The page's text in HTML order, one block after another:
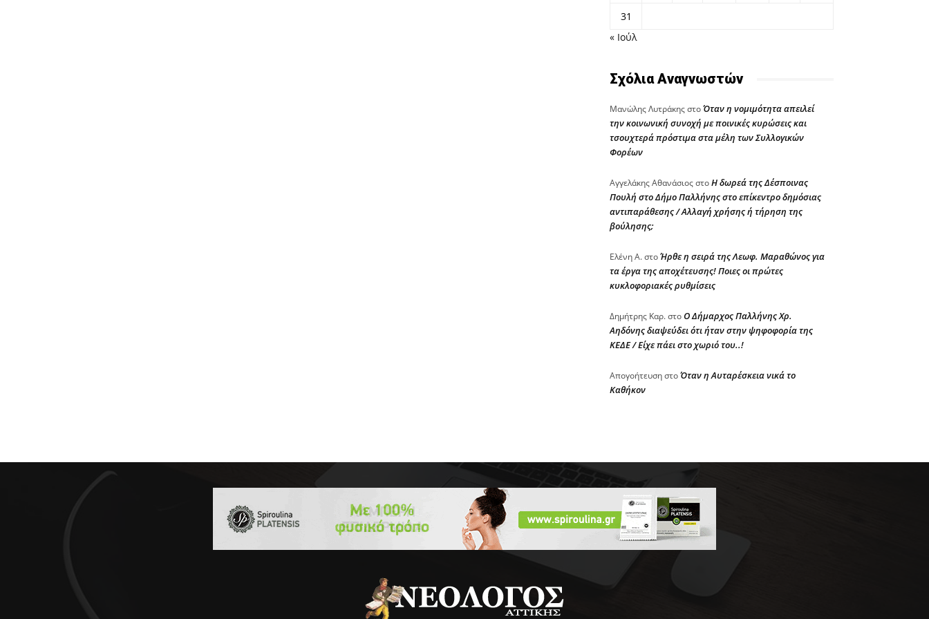
31
« Ιούλ
Σχόλια Αναγνωστών
Μανώλης ΛυτράκηςστοΌταν η νομιμότητα απειλεί
την κοινωνική συνοχή με ποινικές κυρώσεις και
τσουχτερά πρόστιμα στα μέλη των Συλλογικών
Φορέων
Αγγελάκης ΑθανάσιοςστοΗ δωρεά της Δέσποινας
Πουλή στο Δήμο Παλλήνης στο επίκεντρο δημόσιας
αντιπαράθεσης / Αλλαγή χρήσης ή τήρηση της
βούλησης;
Ελένη Α.στοΉρθε η σειρά της Λεωφ. Μαραθώνος για
τα έργα της αποχέτευσης! Ποιες οι πρώτες
κυκλοφοριακές ρυθμίσεις
Δημήτρης Καρ.στοΟ Δήμαρχος Παλλήνης Χρ.
Αηδόνης διαψεύδει ότι ήταν στην ψηφοφορία της
ΚΕΔΕ / Είχε πάει στο χωριό του..!
ΑπογοήτευσηστοΌταν η Αυταρέσκεια νικά το
Καθήκον